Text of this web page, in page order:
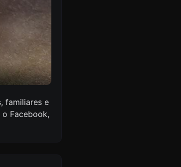
familiares e
Facebook,